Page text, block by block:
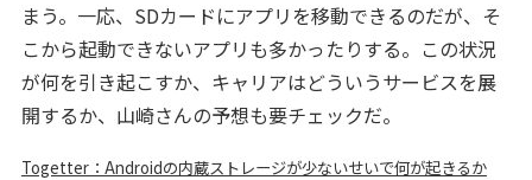
まう。一応、SDカードにアプリを移動できるのだが、そ
こから起動できないアプリも多かったりする。この状況
が何を引き起こすか、キャリアはどういうサービスを展
開するか、山崎さんの予想も要チェックだ。
Togetter：Androidの内蔵ストレージが少ないせいで何が起きるか